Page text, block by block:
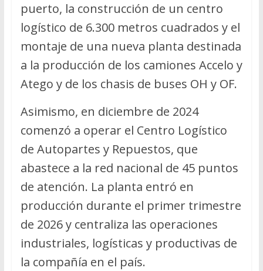
puerto, la construcción de un centro
logístico de 6.300 metros cuadrados y el
montaje de una nueva planta destinada
a la producción de los camiones Accelo y
Atego y de los chasis de buses OH y OF.
Asimismo, en diciembre de 2024
comenzó a operar el Centro Logístico
de Autopartes y Repuestos, que
abastece a la red nacional de 45 puntos
de atención. La planta entró en
producción durante el primer trimestre
de 2026 y centraliza las operaciones
industriales, logísticas y productivas de
la compañía en el país.